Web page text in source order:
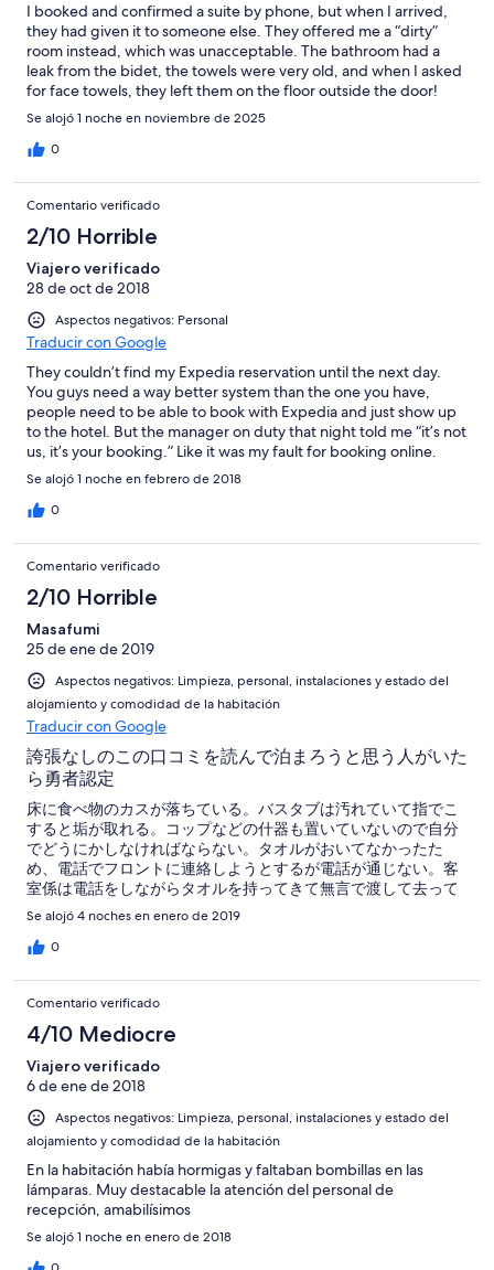
I booked and confirmed a suite by phone, but when I arrived,
they had given it to someone else. They offered me a “dirty”
room instead, which was unacceptable. The bathroom had a
leak from the bidet, the towels were very old, and when I asked
for face towels, they left them on the floor outside the door!
There were no large towels for the shower, and the shower was
dirty. Totally unprofessional and disappointing — I paid for a
suite and got a dirty, poorly maintained room. Not
Se alojó 1 noche en noviembre de 2025
0
Comentario verificado
2/10 Horrible
Viajero verificado
28 de oct de 2018
Aspectos negativos: Personal
Traducir con Google
They couldn’t find my Expedia reservation until the next day.
You guys need a way better system than the one you have,
people need to be able to book with Expedia and just show up
to the hotel. But the manager on duty that night told me “it’s not
us, it’s your booking.” Like it was my fault for booking online.
That’s a terrible way to talk to your customers.
Se alojó 1 noche en febrero de 2018
0
Comentario verificado
2/10 Horrible
Masafumi
25 de ene de 2019
Aspectos negativos: Limpieza, personal, instalaciones y estado del
alojamiento y comodidad de la habitación
Traducir con Google
誇張なしのこの口コミを読んで泊まろうと思う人がいた
ら勇者認定
床に食べ物のカスが落ちている。バスタブは汚れていて指でこ
すると垢が取れる。コップなどの什器も置いていないので自分
でどうにかしなければならない。タオルがおいてなかったた
め、電話でフロントに連絡しようとするが電話が通じない。客
室係は電話をしながらタオルを持ってきて無言で渡して去って
行く。テーブルランプはおいてあるがコンセントが足りないた
めに使えない。液晶テレビはソニー製だが不思議な色でしか映
らない。このテレビを見たら誰もソニーは買わないと思うくら
ートル以上離れているので延長コードを買ってくる必要があ
る。サービスの水もない。wi-fiはロビーでしか使えないので要
注意。光量が足りず目が痛くなる。スタジアムから歩いて帰れ
るということだけがメリット。
Se alojó 4 noches en enero de 2019
0
Comentario verificado
4/10 Mediocre
Viajero verificado
6 de ene de 2018
Aspectos negativos: Limpieza, personal, instalaciones y estado del
alojamiento y comodidad de la habitación
En la habitación había hormigas y faltaban bombillas en las
lámparas. Muy destacable la atención del personal de
recepción, amabilísimos
Se alojó 1 noche en enero de 2018